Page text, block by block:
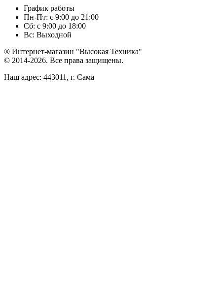
График работы
Пн-Пт: с 9:00 до 21:00
Сб: с 9:00 до 18:00
Вс: Выходной
® Интернет-магазин "Высокая Техника"
© 2014-2026. Все права защищены.
Наш адрес: 443011, г. Сама